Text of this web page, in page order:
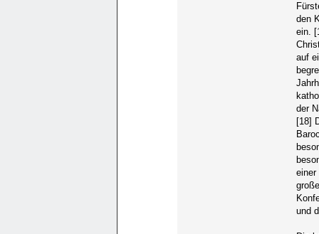
den
ein.
auf
der
[18]
einer
und